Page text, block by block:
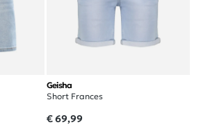
Geisha
Short Frances
€ 69,99